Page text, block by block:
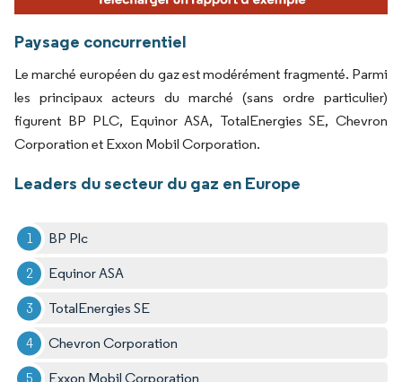
Paysage concurrentiel
Le marché européen du gaz est modérément fragmenté. Parmi
les principaux acteurs du marché (sans ordre particulier)
figurent BP PLC, Equinor ASA, TotalEnergies SE, Chevron
Corporation et Exxon Mobil Corporation.
Leaders du secteur du gaz en Europe
BP Plc
Equinor ASA
TotalEnergies SE
Chevron Corporation
Exxon Mobil Corporation